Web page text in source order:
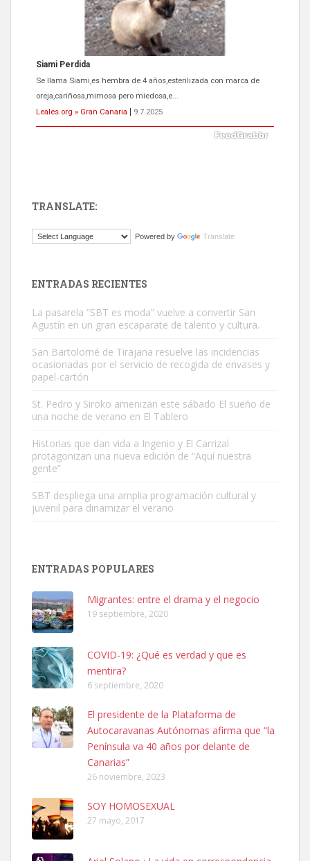
ADOPCIÓN URGENTE GATA TEROR GRAN CANARIA
El ayuntamiento se va a llevar a Los Gatos callejeros de la zona los
próximos días, ella incluida...
Leales.org » Gran Canaria
9.7.2025
Este gato macho ha aparecido en la calle hace menos de un mes,
Adopción urgente
Busco adopción responsable para mi perra. Pastor alemán,
hembra, 4 años. Por motivos personales ...
Leales.org » Gran Canaria
Ninfa perdida
El día 5 se los perdió una ninfa papillera, asustada tiene miedo a la
calle, se perdió por la zon...
Leales.org » Gran Canaria
6.7.2025
TRANSLATE:
Powered by Translate
ENTRADAS RECIENTES
La pasarela “SBT es moda” vuelve a convertir San
Agustín en un gran escaparate de talento y cultura.
San Bartolomé de Tirajana resuelve las incidencias
ocasionadas por el servicio de recogida de envases y
papel-cartón
St. Pedro y Siroko amenizan este sábado El sueño de
una noche de verano en El Tablero
Historias que dan vida a Ingenio y El Carrizal
protagonizan una nueva edición de “Aquí nuestra
gente”
SBT despliega una amplia programación cultural y
juvenil para dinamizar el verano
ENTRADAS POPULARES
Migrantes: entre el drama y el negocio
19 septiembre, 2020
COVID-19: ¿Qué es verdad y que es
mentira?
6 septiembre, 2020
El presidente de la Plataforma de
Autocaravanas Autónomas afirma que “la
Península va 40 años por delante de
Canarias”
26 noviembre, 2023
SOY HOMOSEXUAL
27 mayo, 2017